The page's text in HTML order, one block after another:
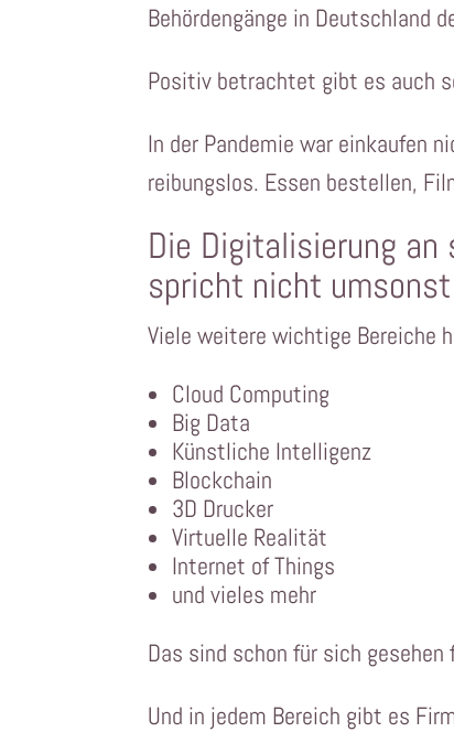
Behördengänge in Deutschland
Positiv betrachtet gibt es auch
In der Pandemie war einkaufen
reibungslos. Essen bestellen,
Die Digitalisierung
spricht nicht
Viele weitere wichtige Bereiche
Cloud Computing
Big Data
Künstliche Intelligenz
Blockchain
3D Drucker
Virtuelle Realität
Internet of Things
und vieles mehr
Das sind schon für sich
Und in jedem Bereich gibt es